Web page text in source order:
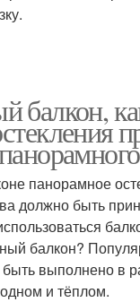
балкон,
панорамное
должно быть
балкон?
выполнено в
и тёплом.